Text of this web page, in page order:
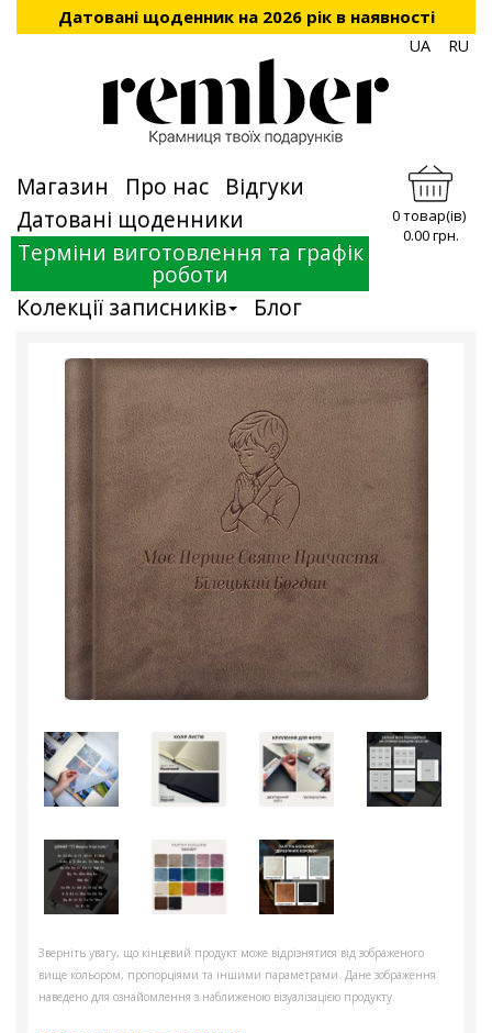
Датовані щоденник на 2026 рік в наявності
UA RU
Магазин Про нас
Відгуки
Датовані щоденники
Терміни виготовлення та графік
роботи
Колекції записників
Блог
0 товар(ів)
0.00 грн.
Зверніть увагу, що кінцевий продукт може відрізнятися від зображеного
вище кольором, пропорціями та іншими параметрами. Дане зображення
наведено для ознайомлення з наближеною візуалізацією продукту.